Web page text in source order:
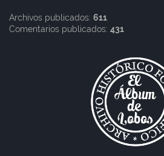
Archivos publicados: 611
Comentarios publicados: 431